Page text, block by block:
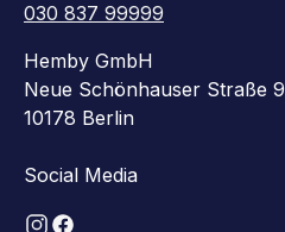
030 837 99999
Hemby GmbH
Neue Schönhauser Straße 9
10178 Berlin
Social Media